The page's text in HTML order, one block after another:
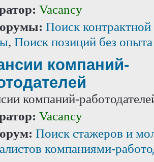
Vacancy
Поиск
, Поиск позиций без
компаний-
компаний-
Vacancy
Поиск стажеров и
компаниями-